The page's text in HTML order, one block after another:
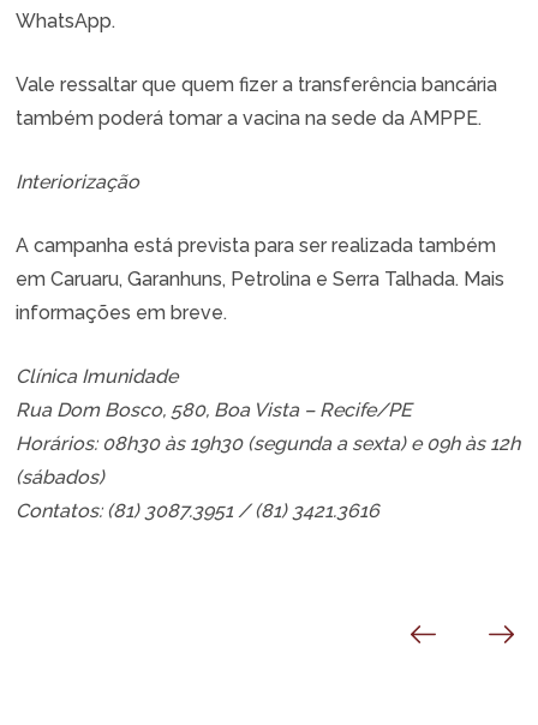
WhatsApp.
Vale ressaltar que quem fizer a transferência bancária
também poderá tomar a vacina na sede da AMPPE.
Interiorização
A campanha está prevista para ser realizada também
em Caruaru, Garanhuns, Petrolina e Serra Talhada. Mais
informações em breve.
Clínica Imunidade
Rua Dom Bosco, 580, Boa Vista – Recife/PE
Horários: 08h30 às 19h30 (segunda a sexta) e 09h às 12h
(sábados)
Contatos: (81) 3087.3951 / (81) 3421.3616